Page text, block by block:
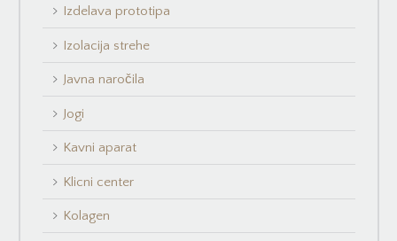
Izdelava prototipa
Izolacija strehe
Javna naročila
Jogi
Kavni aparat
Klicni center
Kolagen